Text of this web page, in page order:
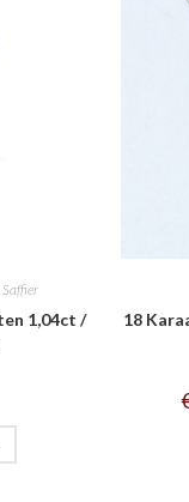
Saffier
1,04ct /
18